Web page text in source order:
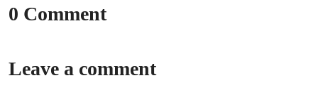
0 Comment
Leave a comment